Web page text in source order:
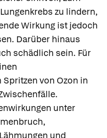
zu lindern,
Wirkung ist jedoch
Darüber hinaus
schädlich sein. Für
von Ozon in
unter
und